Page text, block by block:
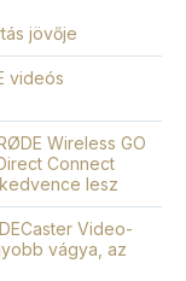
jövője
videós
Wireless GO
Connect
lesz
Video-
vágya, az